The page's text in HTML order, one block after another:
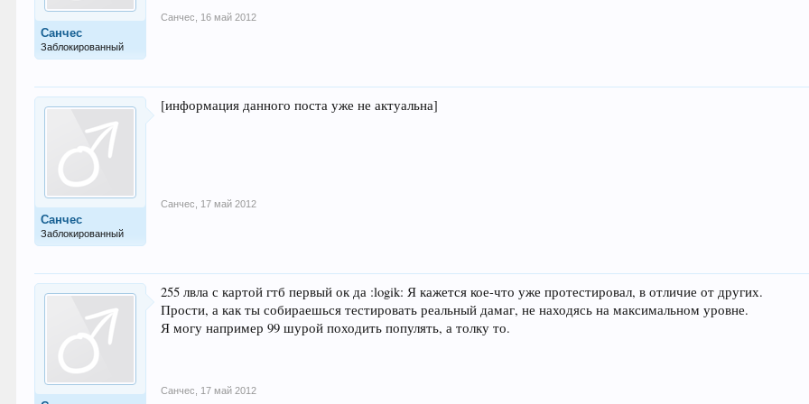
Санчес
Заблокированный
Санчес 16 май 2012
Санчес
Заблокированный
[информация данного поста уже не актуальна]
Санчес 17 май 2012
255 лвла с картой гтб первый ок да :logik: Я кажется кое-что уже протестировал, в отличие от других.
Прости, а как ты собираешься тестировать реальный дамаг, не находясь на максимальном уровне.
Я могу например 99 шурой походить популять, а толку то.
Санчес 17 май 2012